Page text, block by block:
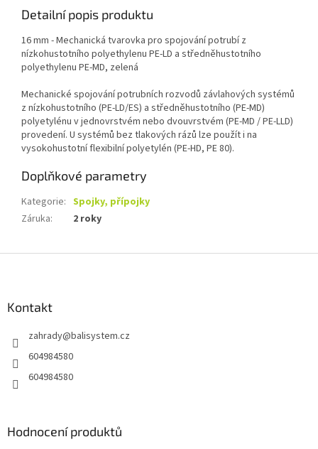
Detailní popis produktu
16 mm - Mechanická tvarovka pro spojování potrubí z
nízkohustotního polyethylenu PE-LD a středněhustotního
polyethylenu PE-MD, zelená
Mechanické spojování potrubních rozvodů závlahových systémů
z nízkohustotního (PE-LD/ES) a středněhustotního (PE-MD)
polyetylénu v jednovrstvém nebo dvouvrstvém (PE-MD / PE-LLD)
provedení. U systémů bez tlakových rázů lze použít i na
vysokohustotní flexibilní polyetylén (PE-HD, PE 80).
Doplňkové parametry
Kategorie: Spojky, přípojky
Záruka: 2 roky
Kontakt
zahrady@balisystem.cz
604984580
604984580
Hodnocení produktů